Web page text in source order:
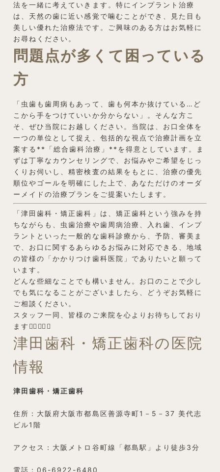
法を一緒に考えていきます。特にインプラント治療
は、天然の歯に近い感覚で噛むことができ、見た目も
美しい優れた治療法です。ご興味のある方はお気軽に
お尋ねください。
問題点が多くて困っている
方
「虫歯も歯周病もあって、歯も何本か抜けている…ど
こから手をつけていいか分からない」。そんな方こ
そ、ぜひ当院にお越しください。当院は、お口全体を
一つの単位として捉え、包括的な視点で治療計画を立
案する**「総合歯科治療」**を得意としています。ま
ずは丁寧なカウンセリングで、お悩みやご希望をじっ
くりお伺いし、精密検査の結果をもとに、治療の優先
順位やゴールを明確にした上で、あなただけのオーダ
ーメイドの治療プランをご提案いたします。
「津田歯科・矯正歯科」は、矯正歯科という強みを持
ちながらも、虫歯治療や歯周病治療、入れ歯、インプ
ラントといった一般的な歯科診療から、予防、審美ま
で、お口に関するあらゆるお悩みに対応できる、地域
の皆様の「かかりつけ歯科医院」でありたいと願って
います。
どんな些細なことでも構いません。お口のことで少し
でも気になることがございましたら、どうぞお気軽に
ご相談ください。
スタッフ一同、皆様のご来院を心よりお待ちしており
ます👨‍⚕️👩‍⚕️✨
津田歯科・矯正歯科の医院
情報
津田歯科・矯正歯科
住所：大阪府大阪市都島区善源寺町1－5－37 美代志
ビル1階
アクセス：大阪メトロ谷町線「都島駅」より徒歩3分
電話：06-6922-6480